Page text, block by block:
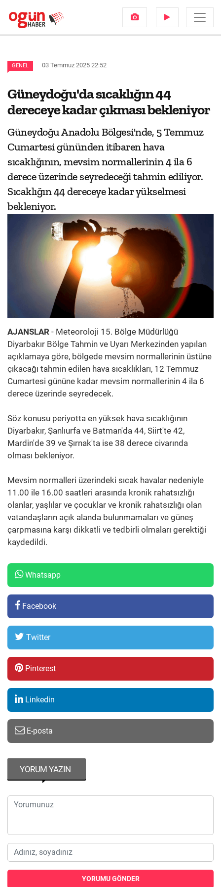
GENEL 03 Temmuz 2025 22:52
Güneydoğu'da sıcaklığın 44
dereceye kadar çıkması bekleniyor
Güneydoğu Anadolu Bölgesi'nde, 5 Temmuz
Cumartesi gününden itibaren hava
sıcaklığının, mevsim normallerinin 4 ila 6
derece üzerinde seyredeceği tahmin ediliyor.
Sıcaklığın 44 dereceye kadar yükselmesi
bekleniyor.
AJANSLAR - Meteoroloji 15. Bölge Müdürlüğü
Diyarbakır Bölge Tahmin ve Uyarı Merkezinden yapılan
açıklamaya göre, bölgede mevsim normallerinin üstüne
çıkacağı tahmin edilen hava sıcaklıkları, 12 Temmuz
Cumartesi gününe kadar mevsim normallerinin 4 ila 6
derece üzerinde seyredecek.
Söz konusu periyotta en yüksek hava sıcaklığının
Diyarbakır, Şanlıurfa ve Batman'da 44, Siirt'te 42,
Mardin'de 39 ve Şırnak'ta ise 38 derece civarında
olması bekleniyor.
Mevsim normalleri üzerindeki sıcak havalar nedeniyle
11.00 ile 16.00 saatleri arasında kronik rahatsızlığı
olanlar, yaşlılar ve çocuklar ve kronik rahatsızlığı olan
vatandaşların açık alanda bulunmamaları ve güneş
çarpmasına karşı dikkatli ve tedbirli olmaları gerektiği
kaydedildi.
Whatsapp
Facebook
Twitter
Pinterest
Linkedin
E-posta
YORUM YAZIN
YORUMU GÖNDER